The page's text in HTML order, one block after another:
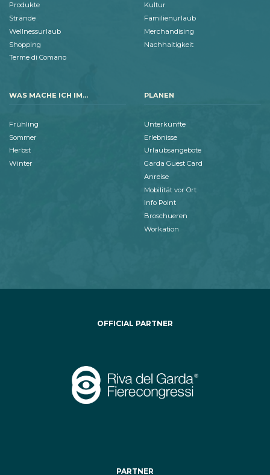
Produkte
Strände
Wellnessurlaub
Shopping
Terme di Comano
Kultur
Familienurlaub
Merchandising
Nachhaltigkeit
WAS MACHE ICH IM...
Frühling
Sommer
Herbst
Winter
PLANEN
Unterkünfte
Erlebnisse
Urlaubsangebote
Garda Guest Card
Anreise
Mobilität vor Ort
Info Point
Broschueren
Workation
OFFICIAL PARTNER
PARTNER